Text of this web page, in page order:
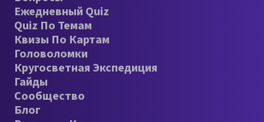
Ежедневный Quiz
Quiz По Темам
Квизы По Картам
Головоломки
Кругосветная Экспедиция
Гайды
Сообщество
Блог